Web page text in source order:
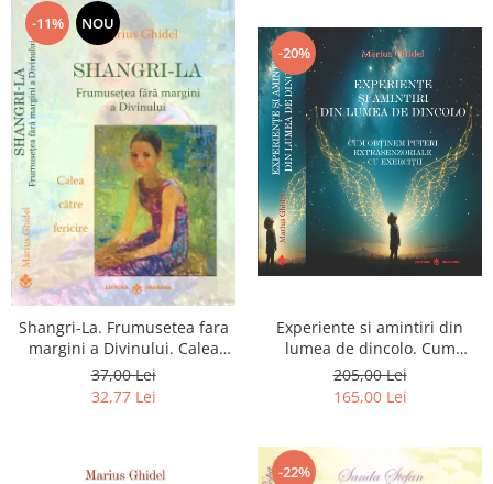
-11% NOU
Shangri-La. Frumusetea fara
margini a Divinului. Calea
catre fericire
37,00 Lei
32,77 Lei
-20%
Experiente si amintiri din
lumea de dincolo. Cum
obtinem puteri
extrasenzoriale - cu exercitii
205,00 Lei
165,00 Lei
-22%